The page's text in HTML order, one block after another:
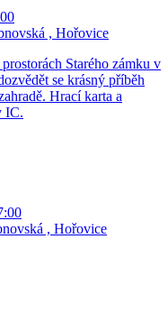
, Hořovice
Starého zámku v
se krásný příběh
Hrací karta a
IC.
, Hořovice